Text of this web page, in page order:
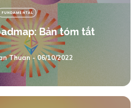
FUNDAMENTAL
Bản tóm tắt
Thuan - 06/10/2022